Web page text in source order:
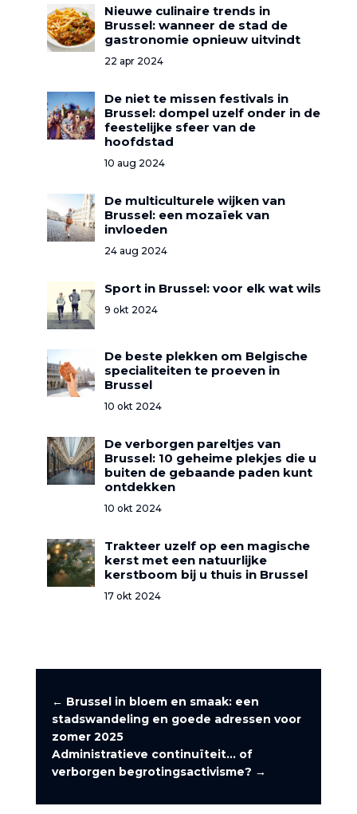
Nieuwe culinaire trends in
Brussel: wanneer de stad de
gastronomie opnieuw uitvindt
22 apr 2024
De niet te missen festivals in
Brussel: dompel uzelf onder in de
feestelijke sfeer van de
hoofdstad
10 aug 2024
De multiculturele wijken van
Brussel: een mozaïek van
invloeden
24 aug 2024
Sport in Brussel: voor elk wat wils
9 okt 2024
De beste plekken om Belgische
specialiteiten te proeven in
Brussel
10 okt 2024
De verborgen pareltjes van
Brussel: 10 geheime plekjes die u
buiten de gebaande paden kunt
ontdekken
10 okt 2024
Trakteer uzelf op een magische
kerst met een natuurlijke
kerstboom bij u thuis in Brussel
17 okt 2024
← Brussel in bloem en smaak: een
stadswandeling en goede adressen voor
zomer 2025
Administratieve continuïteit... of
verborgen begrotingsactivisme? →